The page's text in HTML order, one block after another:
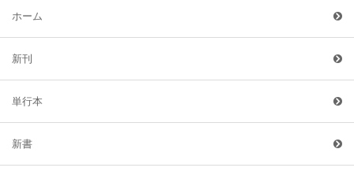
ホーム
新刊
単行本
新書